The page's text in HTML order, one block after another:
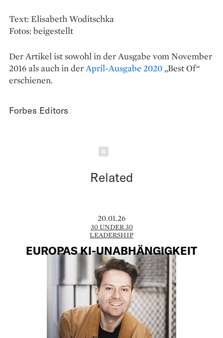
Text: Elisabeth Woditschka
Fotos: beigestellt
Der Artikel ist sowohl in der Ausgabe vom November
2016 als auch in derApril-Ausgabe 2020 „Best Of“
erschienen.
Forbes Editors
Related
20.01.26
30 UNDER 30
LEADERSHIP
EUROPAS KI-UNABHÄNGIGKEIT